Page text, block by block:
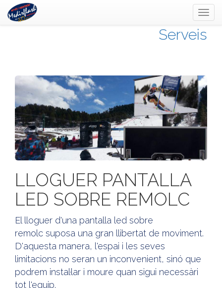
Serveis
LLOGUER PANTALLA
LED SOBRE REMOLC
El lloguer d'una pantalla led sobre
remolc suposa una gran llibertat de moviment.
D'aquesta manera, l'espai i les seves
limitacions no seran un inconvenient, sinó que
podrem instal·lar i moure quan sigui necessàri
tot l'equip.